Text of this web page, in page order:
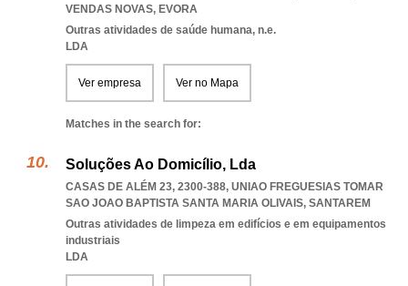
VENDAS NOVAS, EVORA
Outras atividades de saúde humana, n.e.
LDA
Ver empresa Ver no Mapa
Matches in the search for:
Soluções Ao Domicílio, Lda
CASAS DE ALÉM 23, 2300-388, UNIAO FREGUESIAS TOMAR
SAO JOAO BAPTISTA SANTA MARIA OLIVAIS, SANTAREM
Outras atividades de limpeza em edifícios e em equipamentos
industriais
LDA